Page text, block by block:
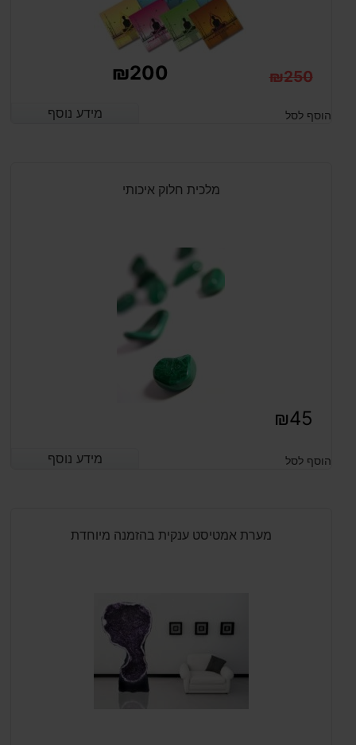
₪250
המקורי
₪200
הנוכחי
מידע נוסף הוסף לסל מידע נוסף
מלכית חלוק איכותי
₪45
מידע נוסף הוסף לסל מידע נוסף
מערת אמטיסט ענקית בהזמנה מיוחדת